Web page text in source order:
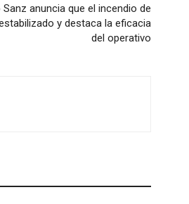
anuncia que el incendio de
y destaca la eficacia
del operativo